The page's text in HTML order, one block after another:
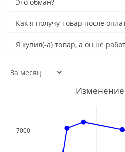
Это обман?
Как я получу товар после
Я купил(-а) товар, а он не
7000